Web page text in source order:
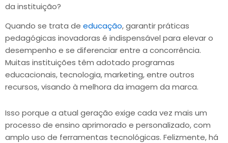
da instituição?
Quando se trata de educação, garantir práticas
pedagógicas inovadoras é indispensável para elevar o
desempenho e se diferenciar entre a concorrência.
Muitas instituições têm adotado programas
educacionais, tecnologia, marketing, entre outros
recursos, visando à melhora da imagem da marca.
Isso porque a atual geração exige cada vez mais um
processo de ensino aprimorado e personalizado, com
amplo uso de ferramentas tecnológicas. Felizmente, há